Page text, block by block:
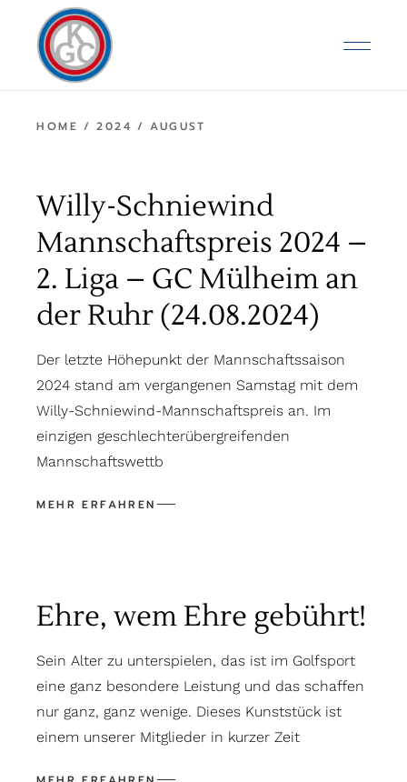
content
HOME 2024 AUGUST
Willy-Schniewind
Mannschaftspreis 2024 –
2. Liga – GC Mülheim an
der Ruhr (24.08.2024)
Der letzte Höhepunkt der Mannschaftssaison
2024 stand am vergangenen Samstag mit dem
Willy-Schniewind-Mannschaftspreis an. Im
einzigen geschlechterübergreifenden
Mannschaftswettb
Ehre, wem Ehre gebührt!
Sein Alter zu unterspielen, das ist im Golfsport
eine ganz besondere Leistung und das schaffen
nur ganz, ganz wenige. Dieses Kunststück ist
einem unserer Mitglieder in kurzer Zeit